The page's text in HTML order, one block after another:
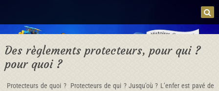
Des règlements protecteurs, pour qui ?
pour quoi ?
Protecteurs de quoi ? Protecteurs de qui ? Jusqu’où ? L’enfer est pavé de